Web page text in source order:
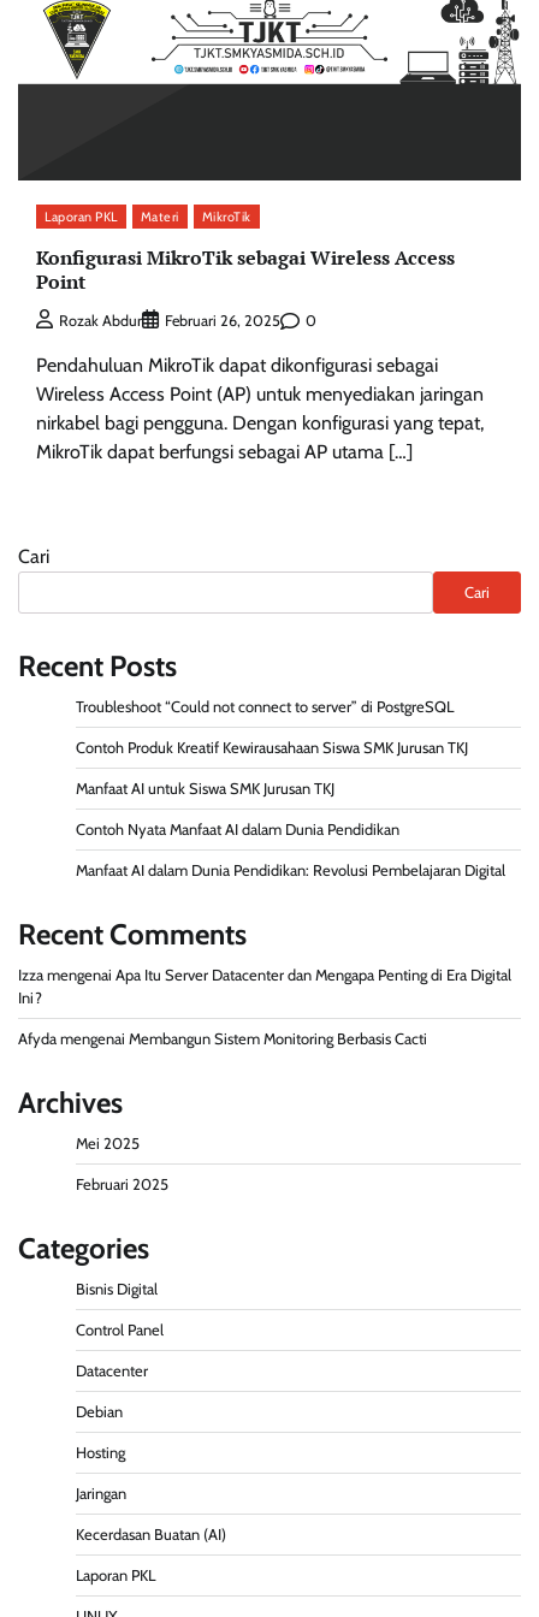
Laporan PKL Materi MikroTik
Konfigurasi MikroTik sebagai Wireless Access
Point
Rozak Abdur Februari 26, 2025 0
Pendahuluan MikroTik dapat dikonfigurasi sebagai
Wireless Access Point (AP) untuk menyediakan jaringan
nirkabel bagi pengguna. Dengan konfigurasi yang tepat,
MikroTik dapat berfungsi sebagai AP utama […]
Cari
Cari
Recent Posts
Troubleshoot “Could not connect to server” di PostgreSQL
Contoh Produk Kreatif Kewirausahaan Siswa SMK Jurusan TKJ
Manfaat AI untuk Siswa SMK Jurusan TKJ
Contoh Nyata Manfaat AI dalam Dunia Pendidikan
Manfaat AI dalam Dunia Pendidikan: Revolusi Pembelajaran Digital
Recent Comments
Izza mengenai Apa Itu Server Datacenter dan Mengapa Penting di Era Digital
Ini?
Afyda mengenai Membangun Sistem Monitoring Berbasis Cacti
Archives
Mei 2025
Februari 2025
Categories
Bisnis Digital
Control Panel
Datacenter
Debian
Hosting
Jaringan
Kecerdasan Buatan (AI)
Laporan PKL